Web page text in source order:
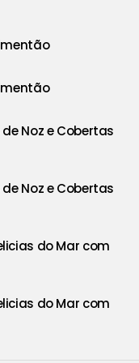
Noz e Cobertas
Noz e Cobertas
do Mar com
do Mar com